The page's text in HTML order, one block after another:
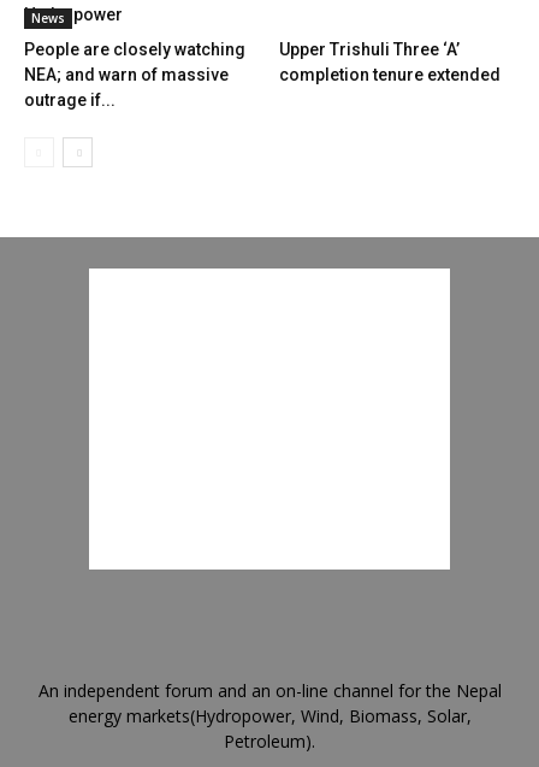
Hydropower
News
People are closely watching
NEA; and warn of massive
outrage if...
Upper Trishuli Three ‘A’
completion tenure extended
An independent forum and an on-line channel for the Nepal
energy markets(Hydropower, Wind, Biomass, Solar,
Petroleum).